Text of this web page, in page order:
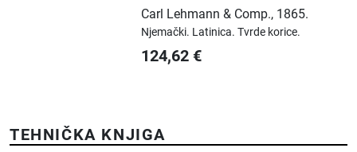
Carl Lehmann & Comp., 1865.
Njemački. Latinica.Tvrde korice.
124,62 €
TEHNIČKA KNJIGA